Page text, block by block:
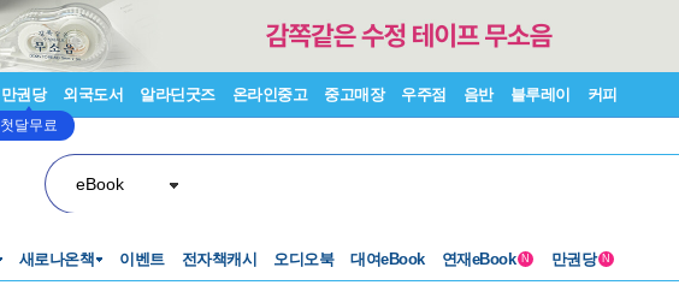
만권당
첫달무료
외국도서 알라딘굿즈 온라인중고 중고매장 우주점 음반 블루레이 커피
eBook
새로나온책 이벤트 전자책캐시 오디오북 대여eBook 연재eBook N 만권당 N